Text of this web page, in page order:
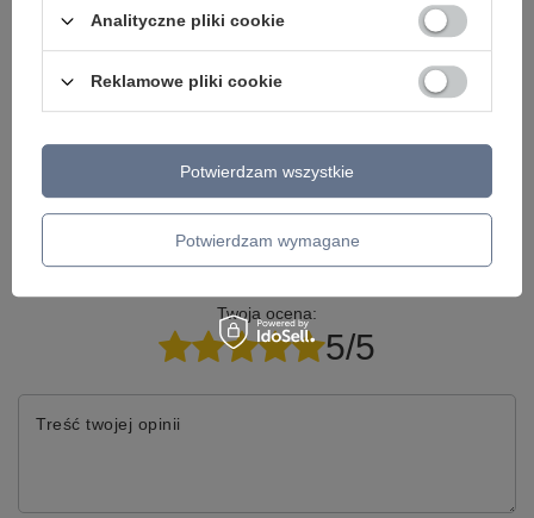
Napisz do nas - doradzimy, odpowiemy
szybko i przygotujemy indywidualną ofertę
dopasowaną do Ciebie..
Napisz do nas
Napisz swoją opinię
Twoja ocena:
5/5
Treść twojej opinii
Analityczne pliki cookie
Reklamowe pliki cookie
Potwierdzam wymagane
Potwierdzam wszystkie